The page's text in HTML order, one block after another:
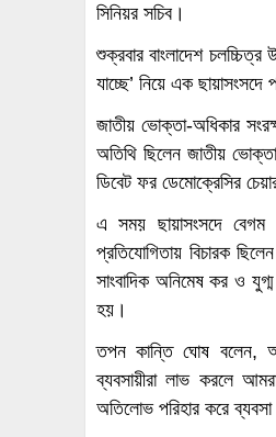
সিনিয়র সচিব।
শুক্রবার বাংলাদেশ
যাচ্ছে’ নিয়ে এক
জাতীয় ভোক্তা-অধিকার
অতিথি ছিলেন জাতীয়
ডিবেট ফর ডেমোক্রেসির
এ সময় ছায়াসংসদে বেগম
প্রতিযোগিতায় বিচারক
সাংবাদিক অনিমেষ কর ও
হয়।
তপন কান্তি ঘোষ বলেন,
ব্যবসায়ীরা লাভ করলে
অতিলোভ পরিহার করে ব্যবসা